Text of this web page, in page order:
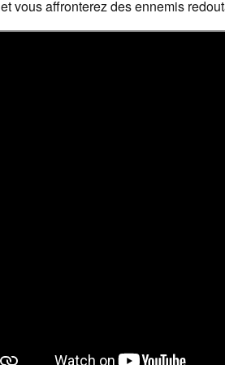
et vous affronterez des ennemis